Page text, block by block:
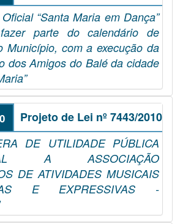
“Santa Maria em Dança”
parte do calendário de
Município, com a execução da
dos Amigos do Balé da cidade
Projeto de Lei nº 7443/2010
DE UTILIDADE PÚBLICA
A ASSOCIAÇÃO
DE ATIVIDADES MUSICAIS
E EXPRESSIVAS -